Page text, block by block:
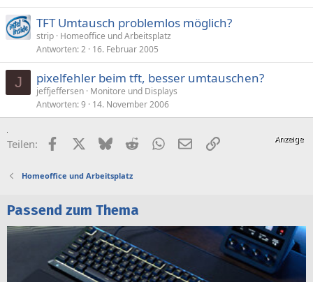
TFT Umtausch problemlos möglich?
strip Homeoffice und Arbeitsplatz
Antworten 2 16. Februar 2005
J pixelfehler beim tft, besser umtauschen?
jeffjeffersen Monitore und Displays
Antworten 9 14. November 2006
Teilen: FacebookX (Twitter)
BlueskyRedditWhatsApp
E-MailLink
Homeoffice und Arbeitsplatz
Passend zum Thema